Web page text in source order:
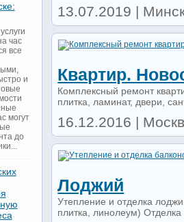
13.07.2019 |
Квартир.
Комплексный ремонт
плитка, ламинат, двери,
16.12.2016 |
Лоджий
Утепление и отделка
плитка, линолеум) Отделка
час
все
и
могут
до